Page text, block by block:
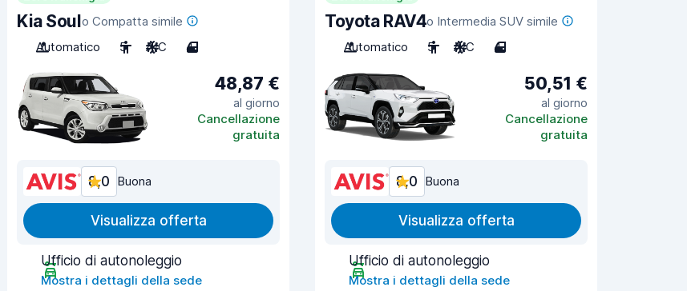
Kia Soulo Compatta simile
Automatico
5 A/C 4
48,87 €
al giorno
Cancellazione
gratuita
8,0 Buona
Visualizza offerta
Ufficio di autonoleggio
Mostra i dettagli della sede
Toyota RAV4o Intermedia SUV simile
Automatico
5 A/C 4
50,51 €
al giorno
Cancellazione
gratuita
8,0 Buona
Visualizza offerta
Ufficio di autonoleggio
Mostra i dettagli della sede